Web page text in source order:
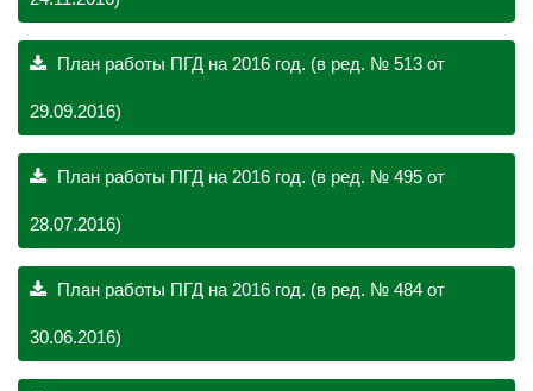
План работы ПГД на 2016 год. (в ред. № 513 от
29.09.2016)
План работы ПГД на 2016 год. (в ред. № 495 от
28.07.2016)
План работы ПГД на 2016 год. (в ред. № 484 от
30.06.2016)